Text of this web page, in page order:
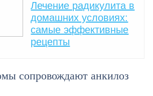
Лечение радикулита в
домашних условиях:
самые эффективные
рецепты
сопровождают анкилоз